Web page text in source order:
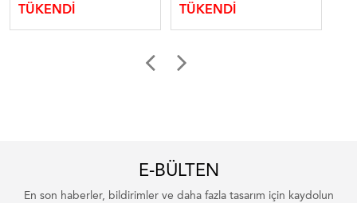
TÜKENDİ TÜKENDİ
E-BÜLTEN
En son haberler, bildirimler ve daha fazla tasarım için kaydolun